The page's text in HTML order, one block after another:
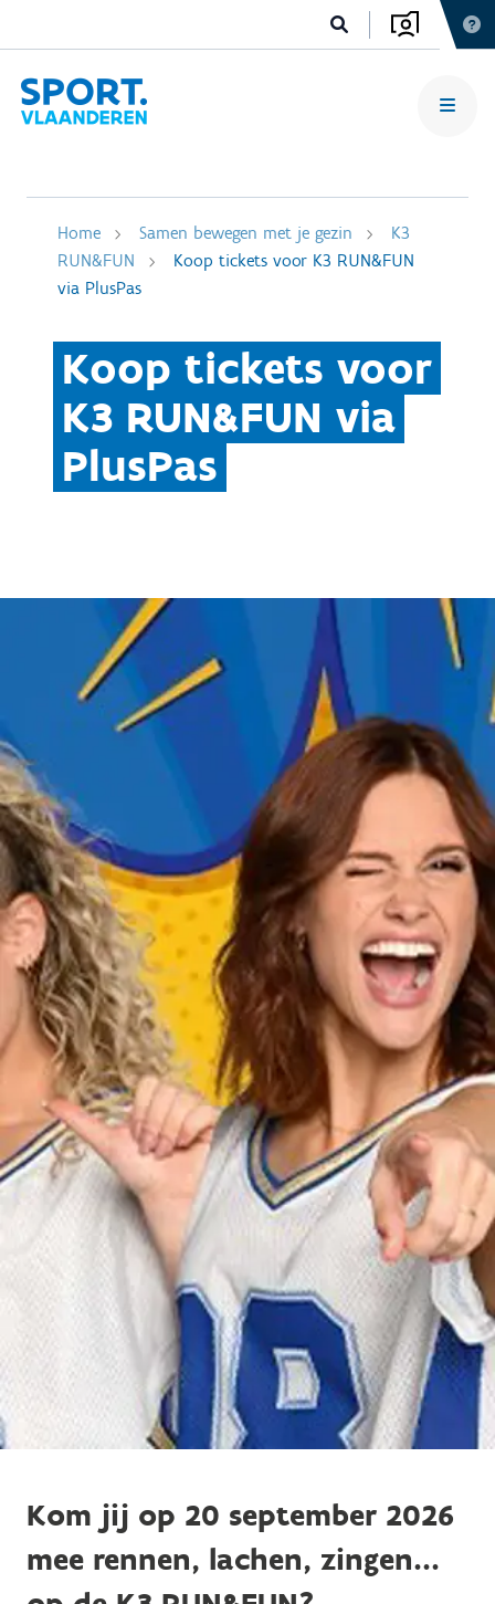
Home Samen bewegen met je gezin
K3
RUN&FUN
Koop tickets voor K3 RUN&FUN
via PlusPas
Koop tickets voor
K3 RUN&FUN via
PlusPas
Kom jij op 20 september 2026
mee rennen, lachen, zingen...